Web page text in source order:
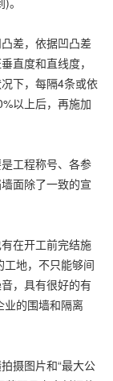
差，依据凹凸差
直度和直线度，
下，每隔4条或依
以上后，再施加
工程称号、各参
面除了一致的宣
在开工前完结施
地，不只能够间
，具有很好的有
业的围墙和隔离
摄图片和“最大公